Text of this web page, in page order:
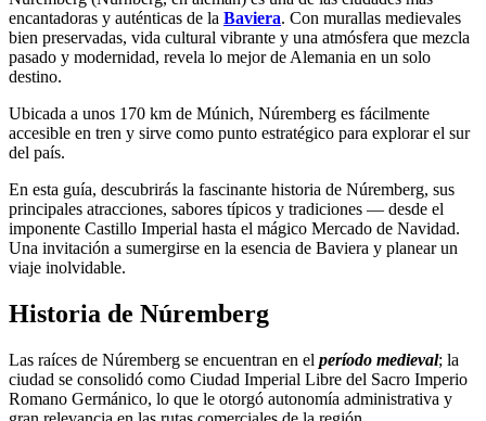
encantadoras y auténticas de la Baviera. Con murallas medievales
bien preservadas, vida cultural vibrante y una atmósfera que mezcla
pasado y modernidad, revela lo mejor de Alemania en un solo
destino.
Ubicada a unos 170 km de Múnich, Núremberg es fácilmente
accesible en tren y sirve como punto estratégico para explorar el sur
del país.
En esta guía, descubrirás la fascinante historia de Núremberg, sus
principales atracciones, sabores típicos y tradiciones — desde el
imponente Castillo Imperial hasta el mágico Mercado de Navidad.
Una invitación a sumergirse en la esencia de Baviera y planear un
viaje inolvidable.
Historia de Núremberg
Las raíces de Núremberg se encuentran en el período medieval; la
ciudad se consolidó como Ciudad Imperial Libre del Sacro Imperio
Romano Germánico, lo que le otorgó autonomía administrativa y